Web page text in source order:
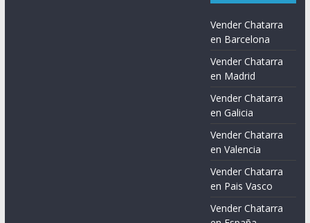
Vender Chatarra
en Barcelona
Vender Chatarra
en Madrid
Vender Chatarra
en Galicia
Vender Chatarra
en Valencia
Vender Chatarra
en Pais Vasco
Vender Chatarra